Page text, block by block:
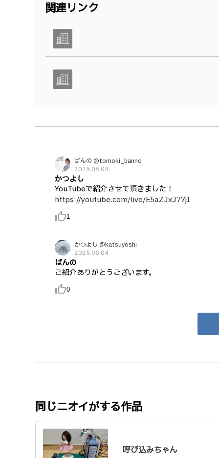
関連リンク
ばんの @tomoki_banno
2025.06.04
かつよし
YouTubeで紹介させて頂きました！
https://youtube.com/live/E5aZJxJ77jI
thumb_up_alt1
かつよし @katsuyoshi
2025.06.04
ばんの
ご紹介ありがとうございます。
thumb_up_alt0
同じニオイがする作品
呼び込みちゃん